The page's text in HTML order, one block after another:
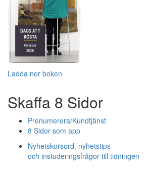
Ladda ner boken
Skaffa 8 Sidor
Prenumerera/Kundtjänst
8 Sidor som app
Nyhetskorsord, nyhetstips
och instuderingsfrågor till tidningen